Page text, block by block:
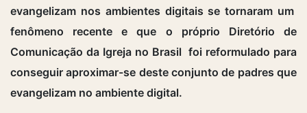
evangelizam nos ambientes digitais se tornaram um
fenômeno recente e que o próprio Diretório de
Comunicação da Igreja no Brasil foi reformulado para
conseguir aproximar-se deste conjunto de padres que
evangelizam no ambiente digital.